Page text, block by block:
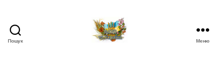
Пошук Меню